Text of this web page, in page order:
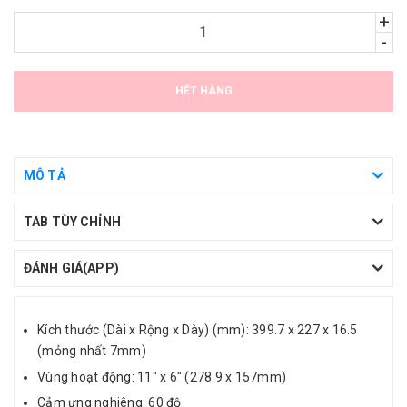
+
-
HẾT HÀNG
MÔ TẢ
TAB TÙY CHỈNH
ĐÁNH GIÁ(APP)
Kích thước (Dài x Rộng x Dày) (mm): 399.7 x 227 x 16.5
(mỏng nhất 7mm)
Vùng hoạt động: 11" x 6" (278.9 x 157mm)
Cảm ưng nghiêng: 60 độ